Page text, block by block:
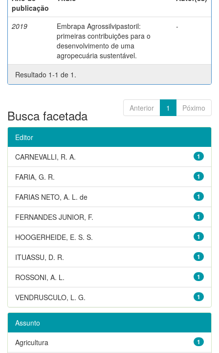
publicação
2019
Embrapa Agrossilvipastoril:
primeiras contribuições para o
desenvolvimento de uma
agropecuária sustentável.
-
Resultado 1-1 de 1.
Anterior 1 Póximo
Busca facetada
Editor
1
CARNEVALLI, R. A.
1
FARIA, G. R.
1
FARIAS NETO, A. L. de
1
FERNANDES JUNIOR, F.
1
HOOGERHEIDE, E. S. S.
1
ITUASSU, D. R.
1
ROSSONI, A. L.
1
VENDRUSCULO, L. G.
Assunto
1
Agricultura